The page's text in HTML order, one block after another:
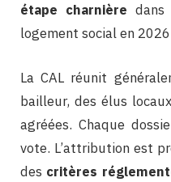
étape charnière dans
logement social en
La CAL réunit
bailleur, des élus
agréées. Chaque
vote. L’attribution est
des critères